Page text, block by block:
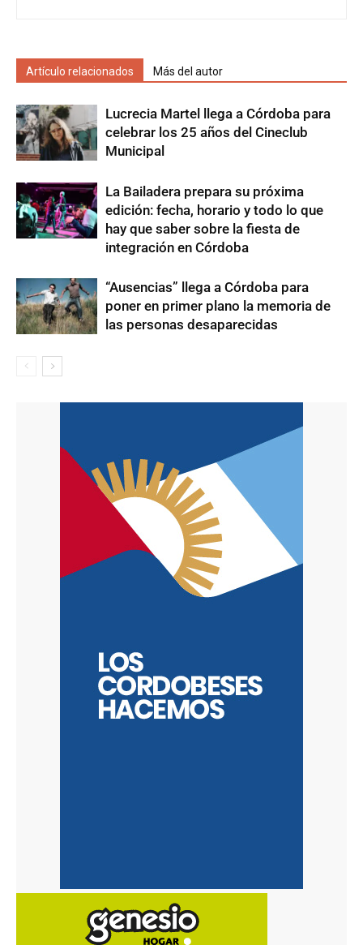
Artículo relacionados Más del autor
Lucrecia Martel llega a Córdoba para
celebrar los 25 años del Cineclub
Municipal
La Bailadera prepara su próxima
edición: fecha, horario y todo lo que
hay que saber sobre la fiesta de
integración en Córdoba
“Ausencias” llega a Córdoba para
poner en primer plano la memoria de
las personas desaparecidas